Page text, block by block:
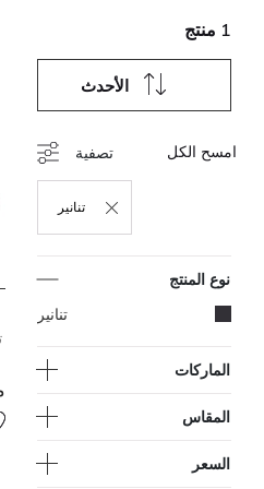
1 منتج
الأحدث
تصفية
تنانير
حذف
امسح الكل
نوع المنتج
تنانير
الماركات
المقاس
السعر